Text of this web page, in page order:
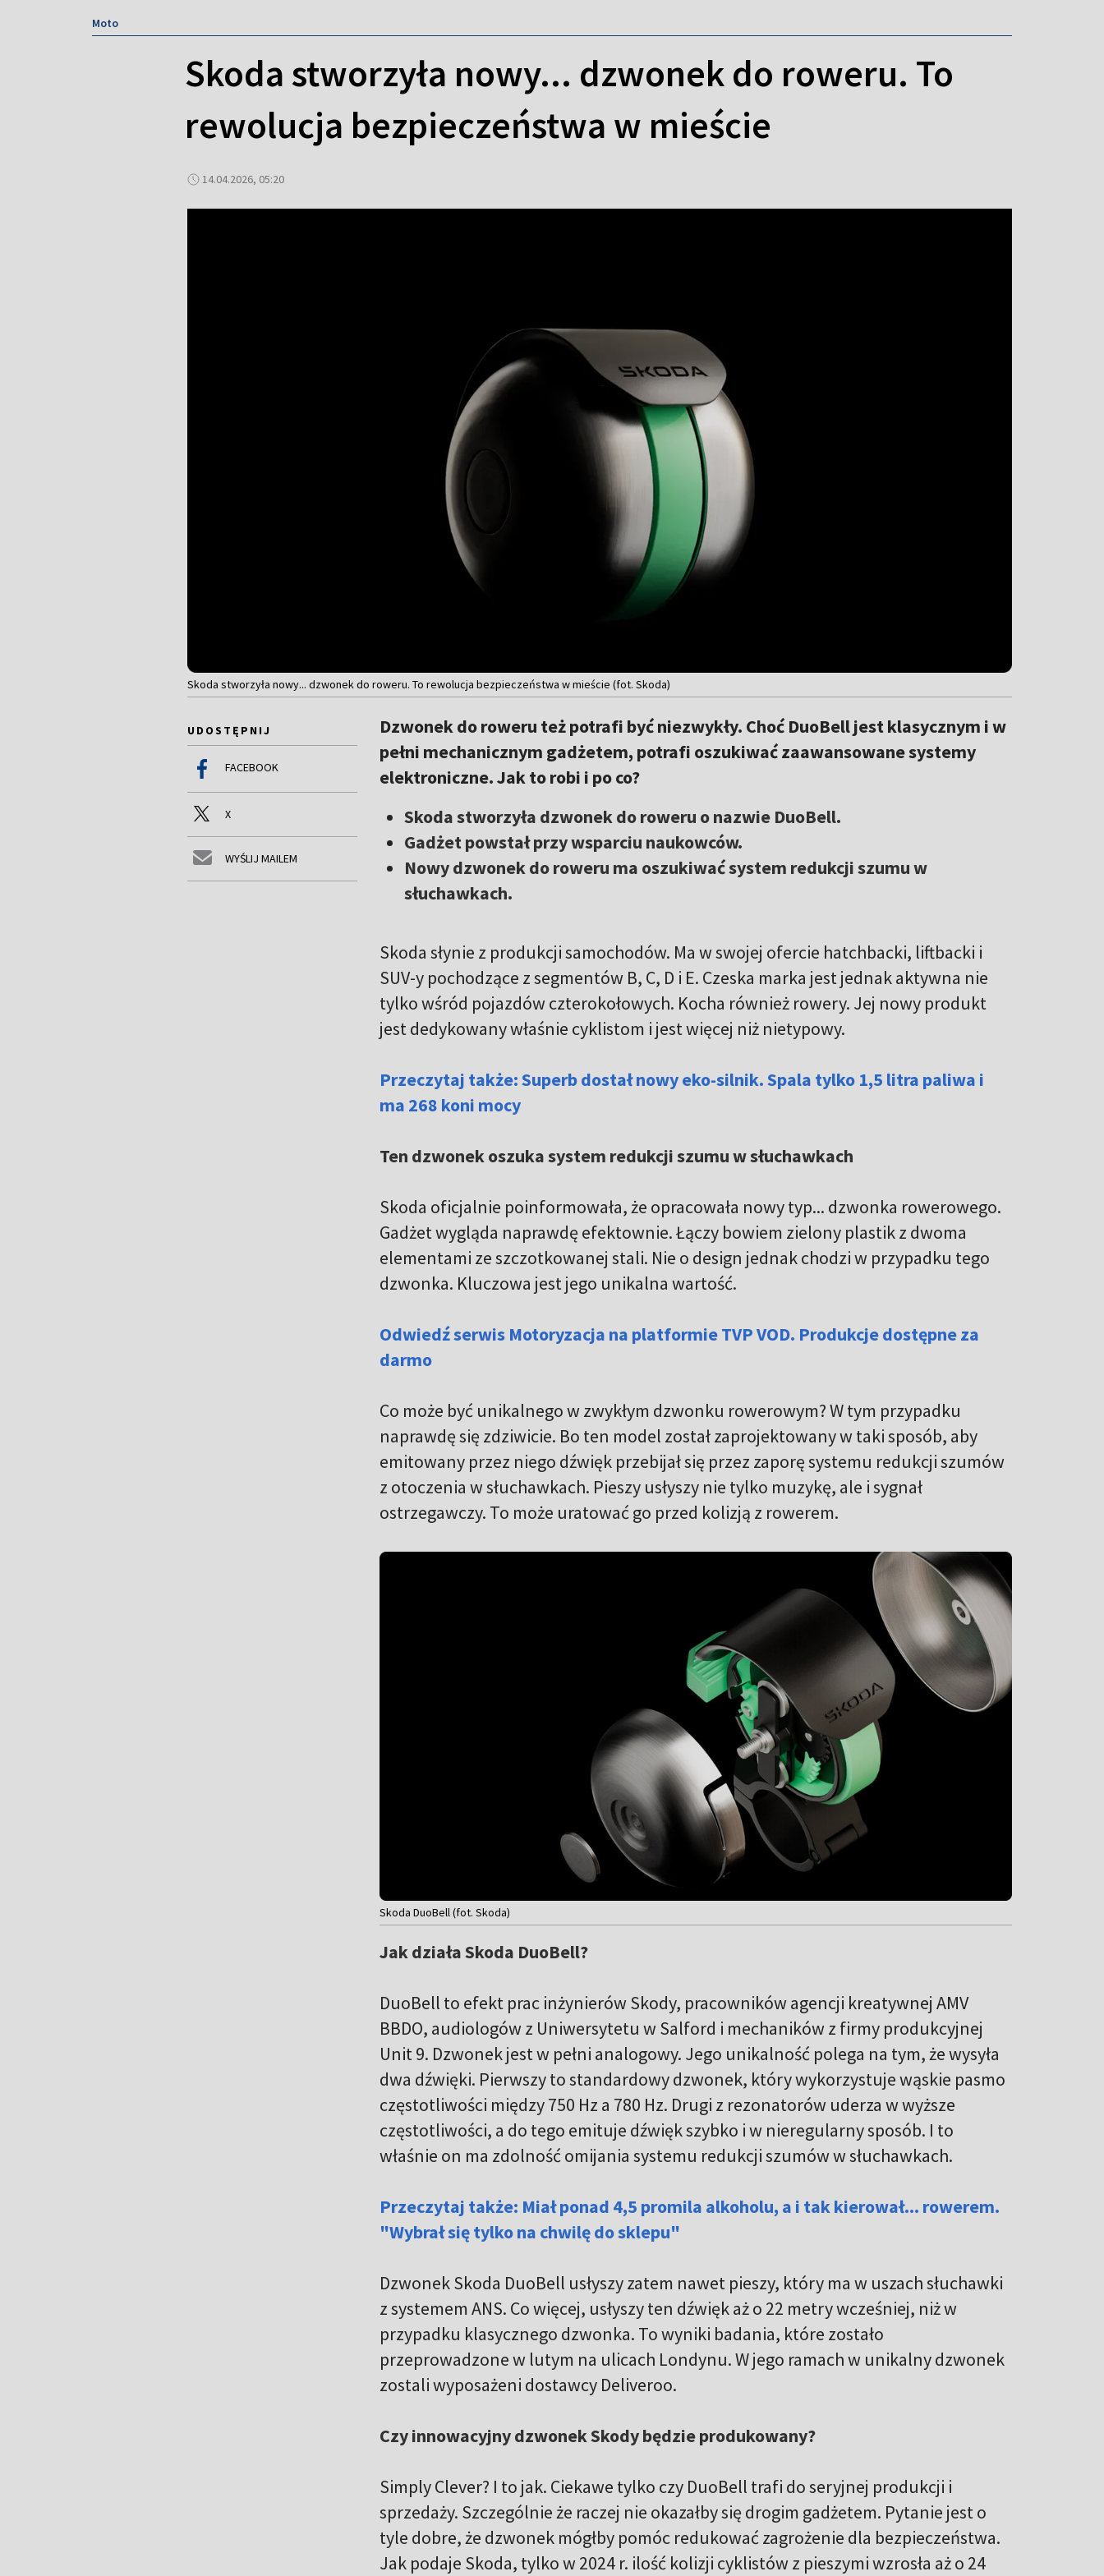
Moto
Skoda stworzyła nowy... dzwonek do roweru. To
rewolucja bezpieczeństwa w mieście
14.04.2026, 05:20
Skoda stworzyła nowy... dzwonek do roweru. To rewolucja bezpieczeństwa w mieście (fot. Skoda)
UDOSTĘPNIJ
FACEBOOK
X
WYŚLIJ MAILEM
Dzwonek do roweru też potrafi być niezwykły. Choć DuoBell jest klasycznym i w
pełni mechanicznym gadżetem, potrafi oszukiwać zaawansowane systemy
elektroniczne. Jak to robi i po co?
Skoda stworzyła dzwonek do roweru o nazwie DuoBell.
Gadżet powstał przy wsparciu naukowców.
Nowy dzwonek do roweru ma oszukiwać system redukcji szumu w
słuchawkach.
Skoda słynie z produkcji samochodów. Ma w swojej ofercie hatchbacki, liftbacki i
SUV-y pochodzące z segmentów B, C, D i E. Czeska marka jest jednak aktywna nie
tylko wśród pojazdów czterokołowych. Kocha również rowery. Jej nowy produkt
jest dedykowany właśnie cyklistom i jest więcej niż nietypowy.
Przeczytaj także: Superb dostał nowy eko-silnik. Spala tylko 1,5 litra paliwa i
ma 268 koni mocy
Ten dzwonek oszuka system redukcji szumu w słuchawkach
Skoda oficjalnie poinformowała, że opracowała nowy typ... dzwonka rowerowego.
Gadżet wygląda naprawdę efektownie. Łączy bowiem zielony plastik z dwoma
elementami ze szczotkowanej stali. Nie o design jednak chodzi w przypadku tego
dzwonka. Kluczowa jest jego unikalna wartość.
Odwiedź serwis Motoryzacja na platformie TVP VOD. Produkcje dostępne za
darmo
Co może być unikalnego w zwykłym dzwonku rowerowym? W tym przypadku
naprawdę się zdziwicie. Bo ten model został zaprojektowany w taki sposób, aby
emitowany przez niego dźwięk przebijał się przez zaporę systemu redukcji szumów
z otoczenia w słuchawkach. Pieszy usłyszy nie tylko muzykę, ale i sygnał
ostrzegawczy. To może uratować go przed kolizją z rowerem.
Skoda DuoBell (fot. Skoda)
Jak działa Skoda DuoBell?
DuoBell to efekt prac inżynierów Skody, pracowników agencji kreatywnej AMV
BBDO, audiologów z Uniwersytetu w Salford i mechaników z firmy produkcyjnej
Unit 9. Dzwonek jest w pełni analogowy. Jego unikalność polega na tym, że wysyła
dwa dźwięki. Pierwszy to standardowy dzwonek, który wykorzystuje wąskie pasmo
częstotliwości między 750 Hz a 780 Hz. Drugi z rezonatorów uderza w wyższe
częstotliwości, a do tego emituje dźwięk szybko i w nieregularny sposób. I to
właśnie on ma zdolność omijania systemu redukcji szumów w słuchawkach.
Przeczytaj także: Miał ponad 4,5 promila alkoholu, a i tak kierował... rowerem.
"Wybrał się tylko na chwilę do sklepu"
Dzwonek Skoda DuoBell usłyszy zatem nawet pieszy, który ma w uszach słuchawki
z systemem ANS. Co więcej, usłyszy ten dźwięk aż o 22 metry wcześniej, niż w
przypadku klasycznego dzwonka. To wyniki badania, które zostało
przeprowadzone w lutym na ulicach Londynu. W jego ramach w unikalny dzwonek
zostali wyposażeni dostawcy Deliveroo.
Czy innowacyjny dzwonek Skody będzie produkowany?
Simply Clever? I to jak. Ciekawe tylko czy DuoBell trafi do seryjnej produkcji i
sprzedaży. Szczególnie że raczej nie okazałby się drogim gadżetem. Pytanie jest o
tyle dobre, że dzwonek mógłby pomóc redukować zagrożenie dla bezpieczeństwa.
Jak podaje Skoda, tylko w 2024 r. ilość kolizji cyklistów z pieszymi wzrosła aż o 24